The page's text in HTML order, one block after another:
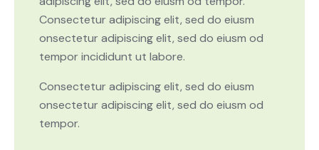
Consectetur adipiscing elit, sed do eiusm
onsectetur adipiscing elit, sed do eiusm od
tempor incididunt ut labore.
Consectetur adipiscing elit, sed do eiusm
onsectetur adipiscing elit, sed do eiusm od
tempor.